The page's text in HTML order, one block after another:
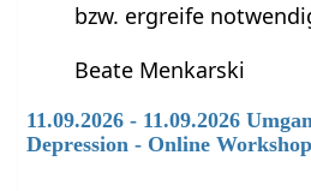
bzw. ergreife
Beate Menkarski
11.09.2026 - 11.09.2026
Depression - Online Workshop